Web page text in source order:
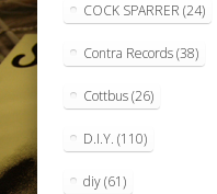
COCK SPARRER (24)
Contra Records(38)
Cottbus(26)
D.I.Y. (110)
diy(61)